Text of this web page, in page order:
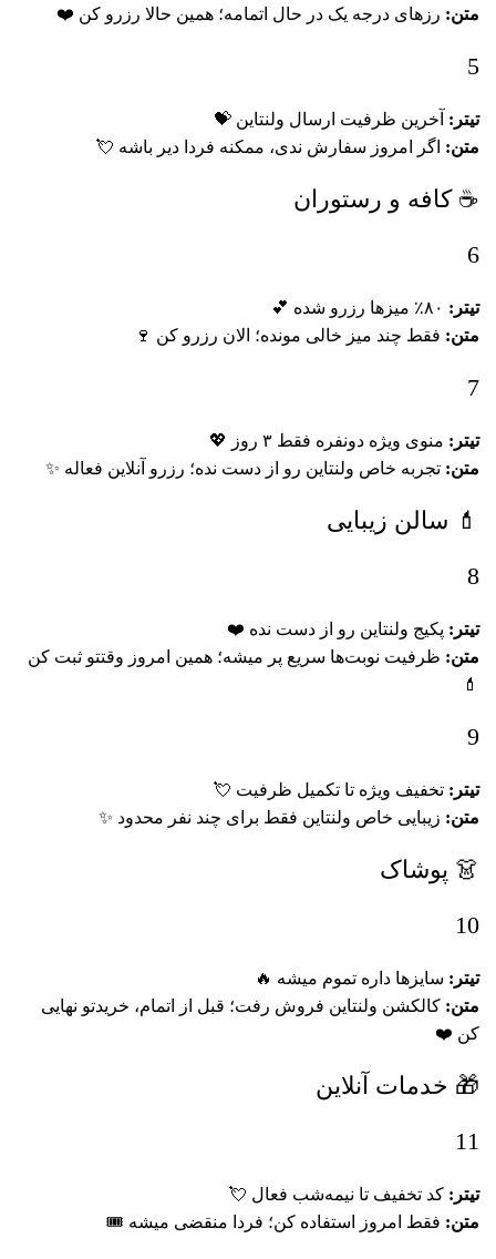
متن: رزهای درجه یک در حال اتمامه؛ همین حالا رزرو کن ❤️
5
تیتر: آخرین ظرفیت ارسال ولنتاین 💝
متن: اگر امروز سفارش ندی، ممکنه فردا دیر باشه 💘
☕ کافه و رستوران
6
تیتر:
متن: فقط چند میز خالی مونده؛ الان رزرو کن 🍷
7
تیتر: منوی ویژه دونفره فقط ۳ روز 💖
متن: تجربه خاص ولنتاین رو از دست نده؛ رزرو آنلاین فعاله ✨
💄 سالن زیبایی
8
تیتر: پکیج ولنتاین رو از دست نده ❤️
متن: ظرفیت نوبت‌ها سریع پر میشه؛ همین امروز وقتتو ثبت کن
💄
9
تیتر: تخفیف ویژه تا تکمیل ظرفیت 💘
متن: زیبایی خاص ولنتاین فقط برای چند نفر محدود ✨
👗 پوشاک
10
تیتر: سایزها داره تموم میشه 🔥
متن: کالکشن ولنتاین فروش رفت؛ قبل از اتمام، خریدتو نهایی
کن ❤️
🎁 خدمات آنلاین
11
تیتر: کد تخفیف تا نیمه‌شب فعال 💘
متن: فقط امروز استفاده کن؛ فردا منقضی میشه 🎟